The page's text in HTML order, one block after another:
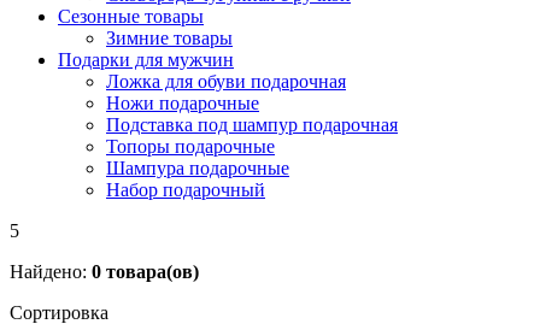
Сезонные товары
Зимние товары
Подарки для мужчин
Ложка для обуви подарочная
Ножи подарочные
Подставка под шампур подарочная
Топоры подарочные
Шампура подарочные
Набор подарочный
5
Найдено: 0 товара(ов)
Сортировка